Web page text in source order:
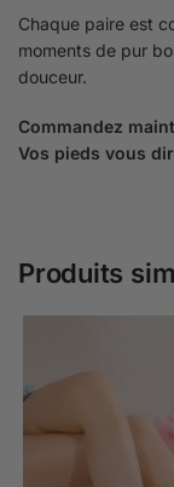
Chaque paire est
moments de pur
douceur.
Commandez
Vos pieds vous
Produits